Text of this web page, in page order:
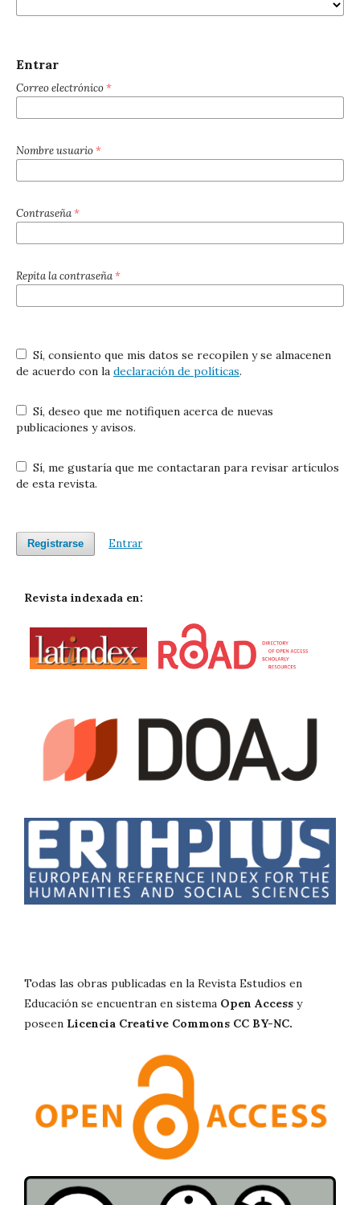
Entrar
Correo electrónico*
Nombre usuario*
Contraseña*
Repita la contraseña*
de acuerdo con la declaración de políticas.
publicaciones y avisos.
de esta revista.
Registrarse Entrar
Revista indexada en:
Todas las obras publicadas en la Revista Estudios en
Educación se encuentran en sistema Open Access y
poseen Licencia Creative Commons CC BY-NC.